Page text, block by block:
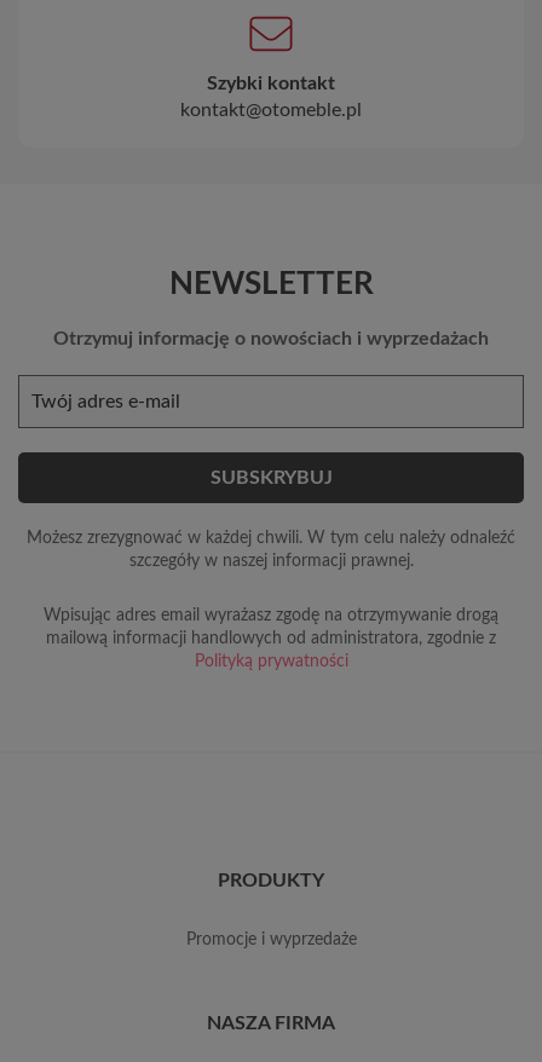
Szybki kontakt
kontakt@otomeble.pl
NEWSLETTER
Otrzymuj informację o nowościach i wyprzedażach
Możesz zrezygnować w każdej chwili. W tym celu należy odnaleźć
szczegóły w naszej informacji prawnej.
Wpisując adres email wyrażasz zgodę na otrzymywanie drogą
mailową informacji handlowych od administratora, zgodnie z
Polityką prywatności
PRODUKTY
promocje i wyprzedaże
NASZA FIRMA